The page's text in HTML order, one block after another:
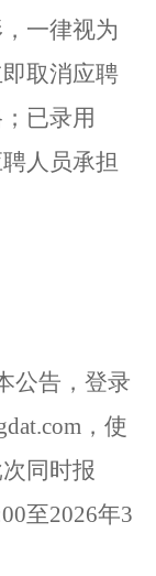
一律视为
取消应聘
已录用
人员承担
公告，登录
，使
同时报
至2026年3